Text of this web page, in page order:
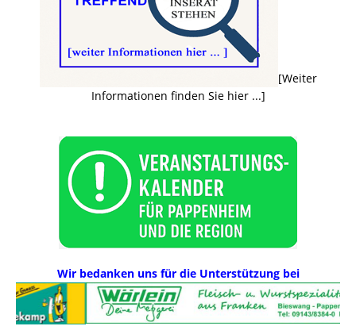
[Weiter
Informationen finden Sie hier ...]
Wir bedanken uns für die Unterstützung bei